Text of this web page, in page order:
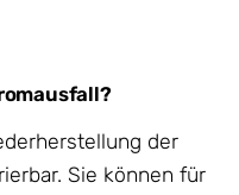
der
Sie können für